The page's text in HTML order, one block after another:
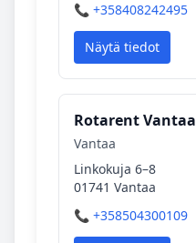
📞 +358408242495
Näytä tiedot
Rotarent Vantaa
Vantaa
Linkokuja 6–8
01741 Vantaa
📞 +358504300109